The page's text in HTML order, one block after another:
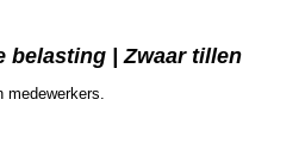
belasting | Zwaar tillen
medewerkers.